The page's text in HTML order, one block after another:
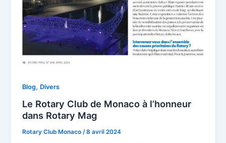
Blog, Divers
Le Rotary Club de Monaco à l’honneur
dans Rotary Mag
Rotary Club Monaco/8 avril 2024